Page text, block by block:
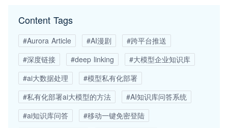
Content Tags
#Aurora Article #AI漫剧
#跨平台推送
#深度链接
#deep linking
#大模型企业知识库
#ai大数据处理
#模型私有化部署
#私有化部署ai大模型的方法
#AI知识库问答系统
#ai知识库问答
#移动一键免密登陆